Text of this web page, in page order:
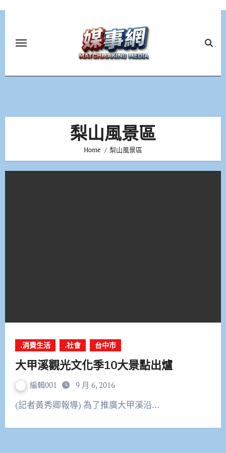
梨山風景區
Home 梨山風景區
.消費生活 .社會 台中市
大甲溪觀光文化季10大景點出爐
編輯001 9 月 6, 2016
(記者黃秀卿報導) 為了推廣大甲溪沿…